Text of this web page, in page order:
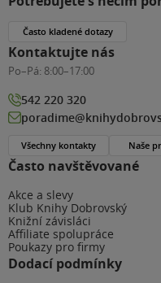
Často navštěvované
Akce a slevy
Klub Knihy Dobrovský
Knižní závisláci
Affiliate spolupráce
Poukazy pro firmy
Dodací podmínky
Často kladené dotazy
Kontaktujte nás
Po–Pá: 8:00–17:00
542 220 320
Všechny kontakty Naše